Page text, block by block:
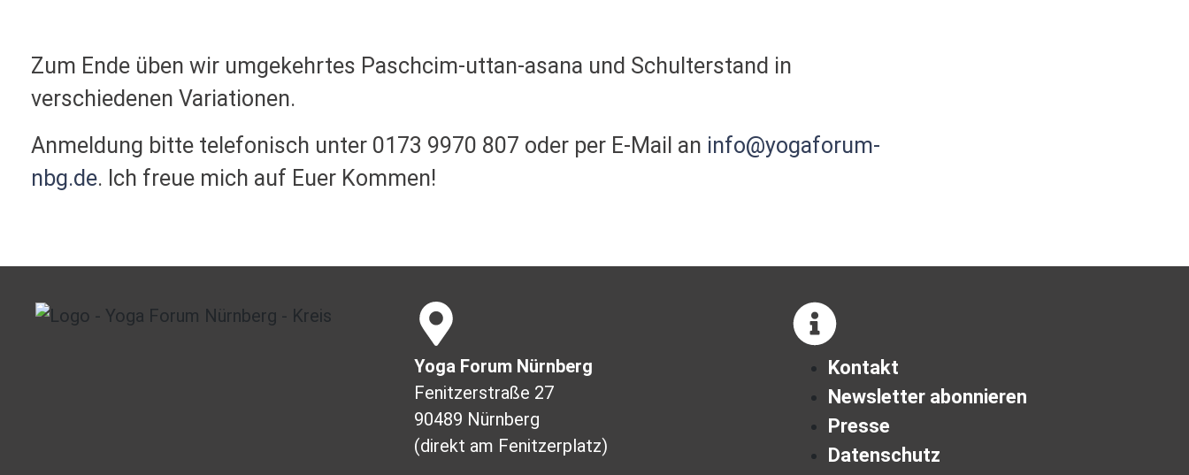
Zum Ende üben wir umgekehrtes Paschcim-uttan-asana und Schulterstand in
verschiedenen Variationen.
Anmeldung bitte telefonisch unter 0173 9970 807 oder per E-Mail an info@yogaforum-
nbg.de. Ich freue mich auf Euer Kommen!
Yoga Forum Nürnberg
Fenitzerstraße 27
90489 Nürnberg
(direkt am Fenitzerplatz)
Kontakt
Newsletter abonnieren
Presse
Datenschutz